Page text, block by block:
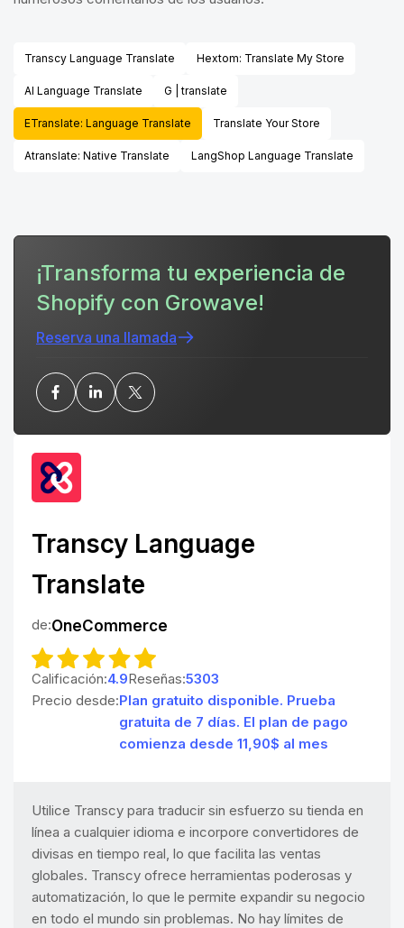
Transcy Language Translate Hextom: Translate My Store
AI Language Translate G | translate
ETranslate: Language Translate Translate Your Store
Atranslate: Native Translate LangShop Language Translate
¡Transforma tu experiencia de
Shopify con Growave!
Reserva una llamada
Transcy Language
Translate
de:OneCommerce
Calificación:4.9Reseñas:5303
Precio desde:Plan gratuito disponible. Prueba
gratuita de 7 días. El plan de pago
comienza desde 11,90$ al mes
Utilice Transcy para traducir sin esfuerzo su tienda en
línea a cualquier idioma e incorpore convertidores de
divisas en tiempo real, lo que facilita las ventas
globales. Transcy ofrece herramientas poderosas y
automatización, lo que le permite expandir su negocio
en todo el mundo sin problemas. No hay límites de